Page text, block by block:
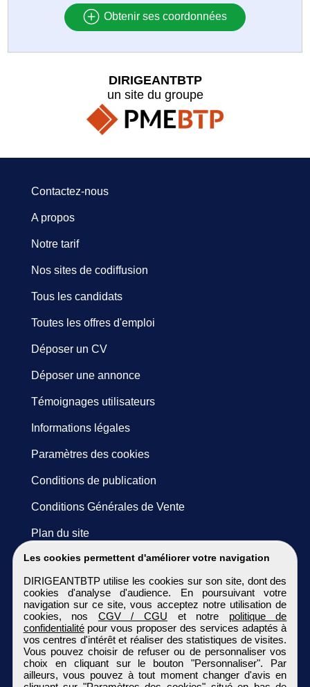
Obtenir ses coordonnées
Les cookies permettent d'améliorer votre navigation
DIRIGEANTBTP utilise les cookies sur son site, dont des
cookies d'analyse d'audience. En poursuivant votre
navigation sur ce site, vous acceptez notre utilisation de
cookies, nos CGV / CGU et notre politique de
confidentialitépour vous proposer des services adaptés à
vos centres d'intérêt et réaliser des statistiques de visites.
Vous pouvez choisir de refuser ou de personnaliser vos
choix en cliquant sur le bouton "Personnaliser". Par
ailleurs, vous pouvez à tout moment changer d'avis en
DIRIGEANTBTP
un site du groupe
Contactez-nous
A propos
Notre tarif
Nos sites de codiffusion
Tous les candidats
Toutes les offres d'emploi
Déposer un CV
Déposer une annonce
Témoignages utilisateurs
Informations légales
Paramètres des cookies
Conditions de publication
Conditions Générales de Vente
Plan du site